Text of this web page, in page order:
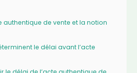
authentique de vente et la notion
le délai avant l’acte